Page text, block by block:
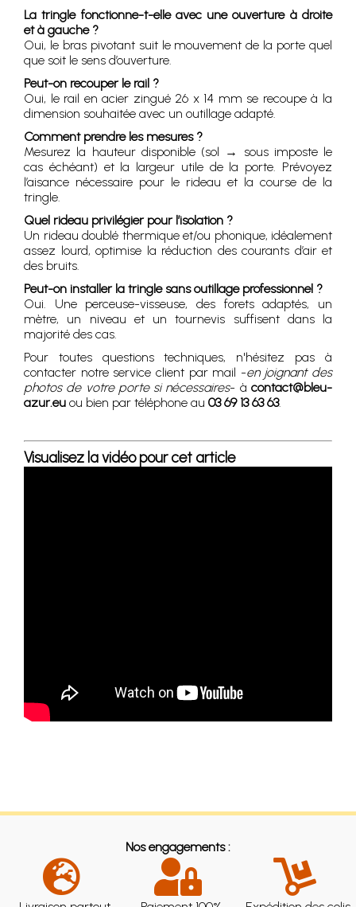
La tringle fonctionne-t-elle avec une ouverture à droite
et à gauche ?
Oui, le bras pivotant suit le mouvement de la porte quel
que soit le sens d’ouverture.
Peut-on recouper le rail ?
Oui, le rail en acier zingué 26 x 14 mm se recoupe à la
dimension souhaitée avec un outillage adapté.
Comment prendre les mesures ?
Mesurez la hauteur disponible (sol → sous imposte le
cas échéant) et la largeur utile de la porte. Prévoyez
l’aisance nécessaire pour le rideau et la course de la
tringle.
Quel rideau privilégier pour l’isolation ?
Un rideau doublé thermique et/ou phonique, idéalement
assez lourd, optimise la réduction des courants d’air et
des bruits.
Peut-on installer la tringle sans outillage professionnel ?
Oui. Une perceuse-visseuse, des forets adaptés, un
mètre, un niveau et un tournevis suffisent dans la
majorité des cas.
Pour toutes questions techniques, n'hésitez pas à
contacter notre service client par mail -en joignant des
photos de votre porte si nécessaires- àcontact@bleu-
azur.eu ou bien par téléphone au 03 69 13 63 63.
Visualisez la vidéo pour cet article
Nos engagements :